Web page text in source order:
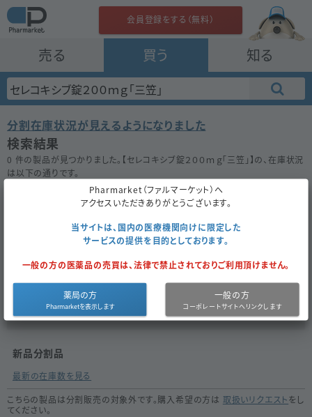
売る 買う 知る
会員登録をする（無料）
分割在庫状況が見えるようになりました
検索結果
0 件の製品が見つかりました。【セレコキシブ錠２００ｍｇ「三笠」 】の、在庫状況
は以下の通りです。
在庫がない場合は★ボタンを押してお気に入り登録をしておきましょう。
200件
セレコキシブ錠２００ｍｇ「三笠」
お気に入り
内
服
医薬品種
別
分
セレコキ
シブ
探す
新品分割品
最新の在庫数を見る
こちらの製品は分割販売の対象外です。購入希望の方は 取扱いリクエストをし
てください。
Pharmarket（ファルマーケット）へ
アクセスいただきありがとうございます。
当サイトは、国内の医療機関向けに限定した
サービスの提供を目的としております。
一般の方の医薬品の売買は、法律で禁止されておりご利用頂けません。
薬局の方 一般の方